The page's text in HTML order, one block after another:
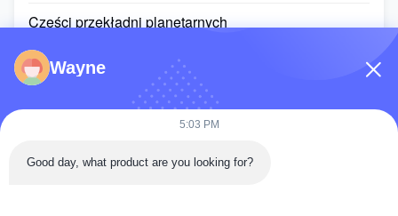
Części przekładni planetarnych
Kontroler ECU
ekran monitoru koparki
Zespół siłownika hydraulicznego
Łożysko pierścienia zwrotnego
Wayne
5:03 PM
Good day, what product are you looking for?